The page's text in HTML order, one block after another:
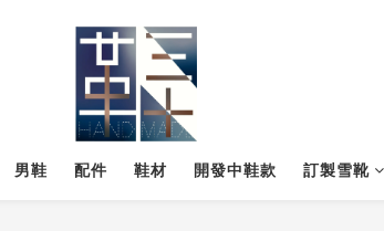
男鞋 配件 鞋材 開發中鞋款 訂製雪靴